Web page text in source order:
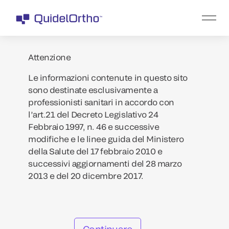
Attenzione
Le informazioni contenute in questo sito
sono destinate esclusivamente a
professionisti sanitari in accordo con
l’art.21 del Decreto Legislativo 24
Febbraio 1997, n. 46 e successive
modifiche e le linee guida del Ministero
della Salute del 17 febbraio 2010 e
successivi aggiornamenti del 28 marzo
2013 e del 20 dicembre 2017.